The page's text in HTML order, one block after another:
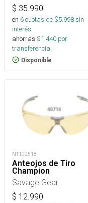
$ 35.990
en 6cuotas de $5.998sin
interés
ahorras $1.440 por
transferencia.
Disponible
NT100518
Anteojos de Tiro
Champion
Savage Gear
$ 12.990